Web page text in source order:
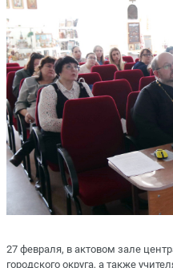
27 февраля, в актовом зале
городского округа, а также